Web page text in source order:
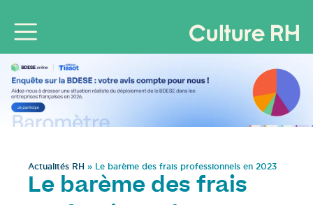
Actualités RH » Le barème des frais professionnels en 2023
Le barème des frais